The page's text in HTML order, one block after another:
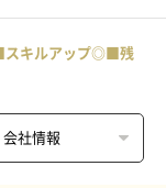
スキルアップ◎■残
会社情報